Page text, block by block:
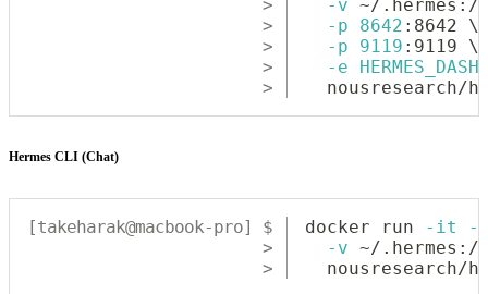
-v ~/
-p
8642 :8642 \
-p
9119 :9119 \
-e
nousresearch/
Hermes CLI (Chat)
docker run -it
-v ~/
nousresearch/